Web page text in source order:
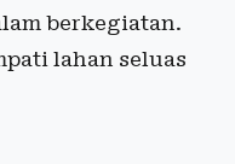
berkegiatan.
lahan seluas